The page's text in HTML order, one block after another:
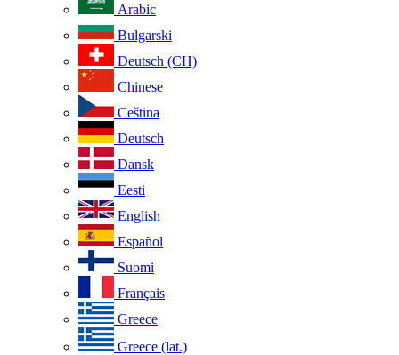
Arabic
Bulgarski
Deutsch (CH)
Chinese
Ceština
Deutsch
Dansk
Eesti
English
Español
Suomi
Français
Greece
Greece (lat.)